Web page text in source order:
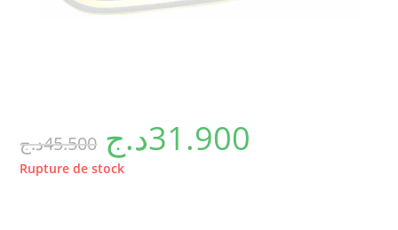
45.500د.ج 31.900د.ج
Rupture de stock